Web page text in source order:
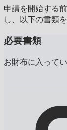
申請を開始する
し、以下の書類
必要書類
お財布に入って